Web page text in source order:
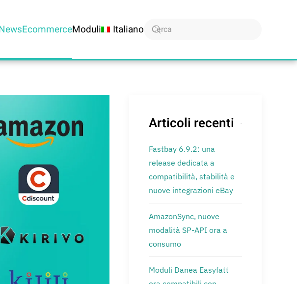
EcommerceModuli Italiano
Articoli recenti
Fastbay 6.9.2: una
release dedicata a
compatibilità, stabilità e
nuove integrazioni eBay
AmazonSync, nuove
modalità SP-API ora a
consumo
Moduli Danea Easyfatt